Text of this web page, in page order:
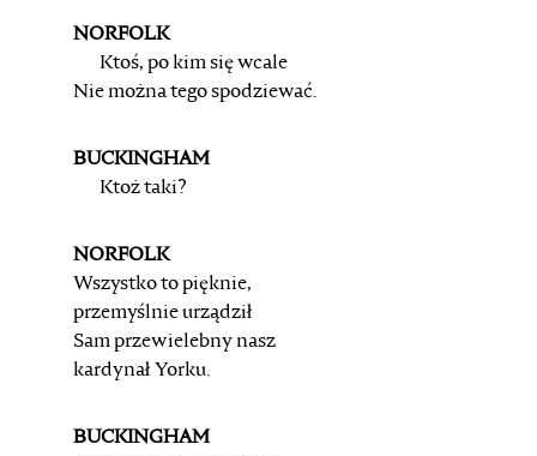
NORFOLK
Ktoś, po kim się wcale
Nie można tego spodziewać.
BUCKINGHAM
Ktoż taki?
NORFOLK
Wszystko to pięknie,
przemyślnie urządził
Sam przewielebny nasz
kardynał Yorku.
BUCKINGHAM